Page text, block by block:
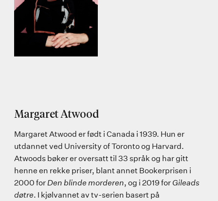
Margaret Atwood
Margaret Atwood er født i Canada i 1939. Hun er
utdannet ved University of Toronto og Harvard.
Atwoods bøker er oversatt til 33 språk og har gitt
henne en rekke priser, blant annet Bookerprisen i
2000 for Den blinde morderen, og i 2019 for Gileads
døtre. I kjølvannet av tv-serien basert på